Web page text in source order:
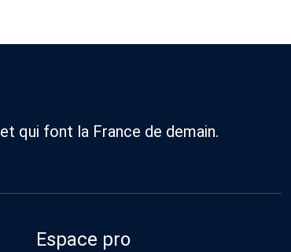
qui font la France de demain.
Espace pro